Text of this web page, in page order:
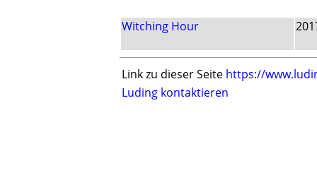
Witching Hour
Link zu dieser Seite https://
Luding kontaktieren